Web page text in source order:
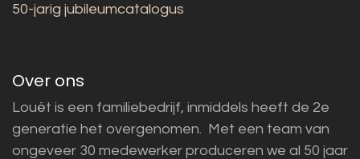
50-jarig jubileumcatalogus
Over ons
Louët is een familiebedrijf, inmiddels heeft de 2e
generatie het overgenomen. Met een team van
ongeveer 30 medewerker produceren we al 50 jaar